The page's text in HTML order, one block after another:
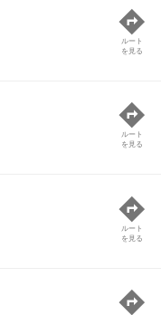
ルート
を見る
ルート
を見る
ルート
を見る